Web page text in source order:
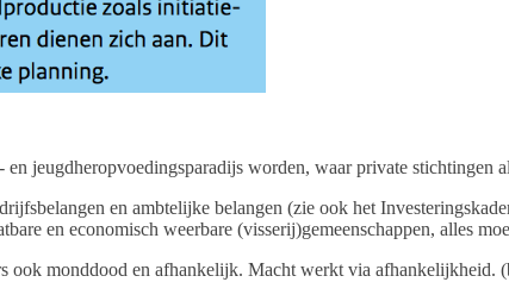
en jeugdheropvoedingsparadijs worden, waar private
en ambtelijke belangen (zie ook het
en economisch weerbare (visserij)gemeenschappen, alles
ook monddood en afhankelijk. Macht werkt via afhankelijkheid.